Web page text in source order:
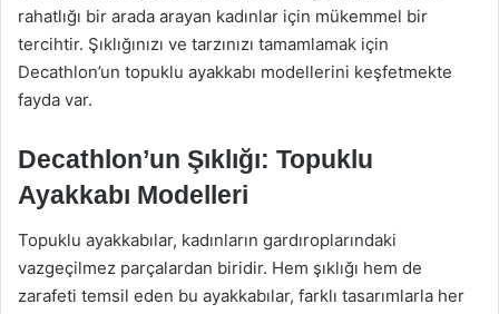
rahatlığı bir arada arayan kadınlar için mükemmel bir
tercihtir. Şıklığınızı ve tarzınızı tamamlamak için
Decathlon’un topuklu ayakkabı modellerini keşfetmekte
fayda var.
Decathlon’un Şıklığı: Topuklu
Ayakkabı Modelleri
Topuklu ayakkabılar, kadınların gardıroplarındaki
vazgeçilmez parçalardan biridir. Hem şıklığı hem de
zarafeti temsil eden bu ayakkabılar, farklı tasarımlarla her